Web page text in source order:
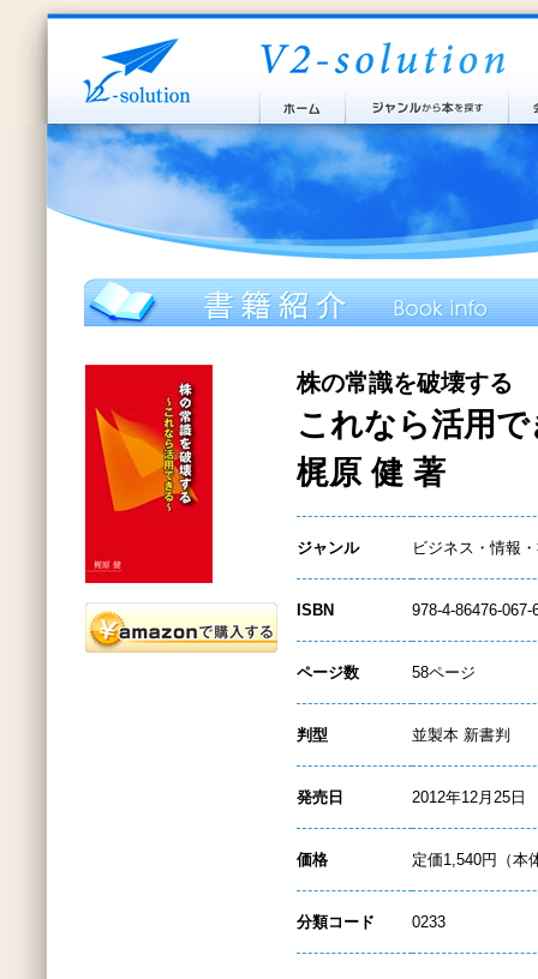
株の常識を破壊する
これなら活用
梶原 健 著
ジャンル ビジネス・情報
ISBN 978-4-86476-067-
ページ数 58ページ
判型 並製本 新書判
発売日 2012年12月25日
価格 定価1,540円（本
分類コード 0233